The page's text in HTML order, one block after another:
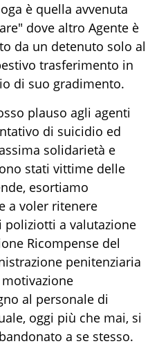
è quella avvenuta
dove altro Agente è
da un detenuto solo al
trasferimento in
di suo gradimento.
plauso agli agenti
di suicidio ed
solidarietà e
stati vittime delle
esortiamo
a voler ritenere
poliziotti a valutazione
Ricompense del
penitenziaria
al personale di
oggi più che mai, si
a se stesso.